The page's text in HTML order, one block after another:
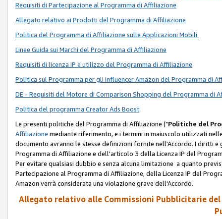
Requisiti di Partecipazione al Programma di Affiliazione
Allegato relativo ai Prodotti del Programma di Affiliazione
Politica del Programma di Affiliazione sulle Applicazioni Mobili
Linee Guida sui Marchi del Programma di Affiliazione
Requisiti di licenza IP e utilizzo del Programma di Affiliazione
Politica sul Programma per gli Influencer Amazon del Programma di
DE - Requisiti del Motore di Comparison Shopping del Programma di
Politica del programma Creator Ads Boost
Le presenti politiche del Programma di Affiliazione ("Politiche del
Affiliazione mediante riferimento, e i termini in maiuscolo utilizzati
documento avranno le stesse definizioni fornite nell'Accordo. I diritti
Programma di Affiliazione e dell'articolo 3 della Licenza IP del
Per evitare qualsiasi dubbio e senza alcuna limitazione a quanto
Partecipazione al Programma di Affiliazione, della Licenza IP del
Amazon verrà considerata una violazione grave dell'Accordo.
Allegato relativo alle Commissioni Pubblicitarie